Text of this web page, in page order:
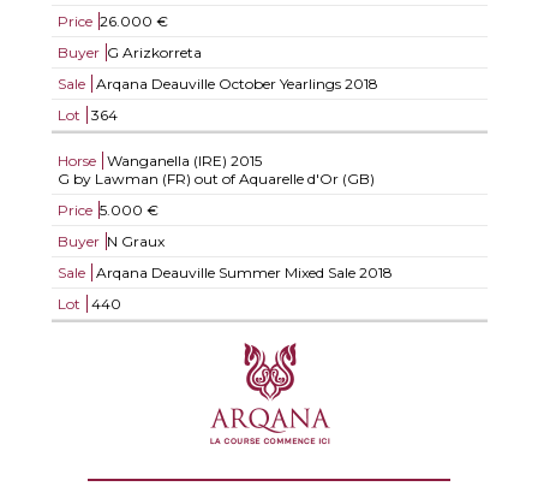
Price 26.000 €
Buyer G Arizkorreta
Sale
Arqana Deauville October Yearlings 2018
Lot
364
Horse Wanganella (IRE) 2015
G by Lawman (FR) out of Aquarelle d'Or (GB)
Price 5.000 €
Buyer N Graux
Sale
Arqana Deauville Summer Mixed Sale 2018
Lot
440